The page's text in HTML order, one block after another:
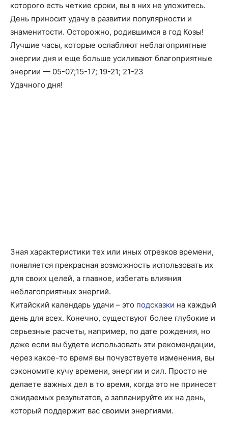
которого есть четкие сроки, вы в них не уложитесь.
День приносит удачу в развитии популярности и
знаменитости. Осторожно, родившимся в год Козы!
Лучшие часы, которые ослабляют неблагоприятные
энергии дня и еще больше усиливают благоприятные
энергии — 05-07;15-17; 19-21; 21-23
Удачного дня!
Зная характеристики тех или иных отрезков времени,
появляется прекрасная возможность использовать их
для своих целей, а главное, избегать влияния
неблагоприятных энергий.
Китайский календарь удачи – это подсказки на каждый
день для всех. Конечно, существуют более глубокие и
серьезные расчеты, например, по дате рождения, но
даже если вы будете использовать эти рекомендации,
через какое-то время вы почувствуете изменения, вы
сэкономите кучу времени, энергии и сил. Просто не
делаете важных дел в то время, когда это не принесет
ожидаемых результатов, а запланируйте их на день,
который поддержит вас своими энергиями.